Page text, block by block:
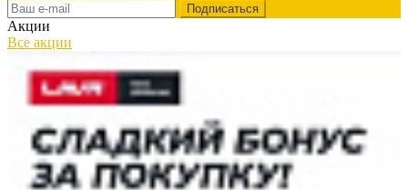
Акции
Все акции